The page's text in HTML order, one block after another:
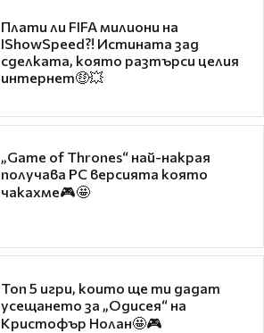
Плати ли FIFA милиони на
IShowSpeed?! Истината зад
сделката, която разтърси целия
интернет🤑💥
„Game of Thrones“ най-накрая
получава PC версията която
чакахме🎮🤩
Топ 5 игри, които ще ти дадат
усещането за „Одисея“ на
Кристофър Нолан🤩🎮